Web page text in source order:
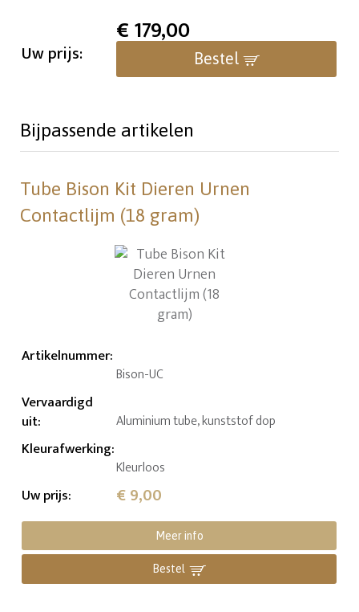
Uw prijs:
€179,00
Bestel
Bijpassende artikelen
Tube Bison Kit Dieren Urnen
Contactlijm (18 gram)
Artikelnummer:
Bison-UC
Vervaardigd
uit: Aluminium tube, kunststof dop
Kleurafwerking:
Kleurloos
Uw prijs: € 9,00
Meer info
Bestel